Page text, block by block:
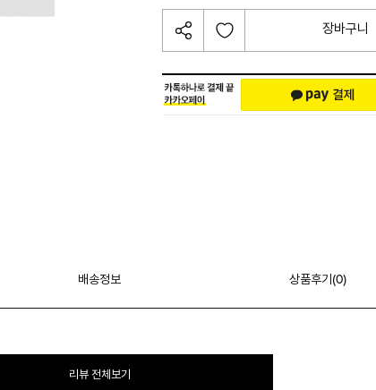
장바구니
배송정보 상품후기(0)
리뷰 전체보기